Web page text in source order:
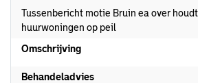
Tussenbericht motie Bruin ea over
huurwoningen op peil
Omschrijving
Behandeladvies